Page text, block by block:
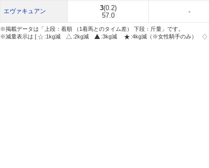
エヴァキュアン 3(0.2)
57.0
-
※掲載データは「上段：着順 （1着馬とのタイム差） 下段：斤量」です。
※減量表示は [
:1kg減 :2kg減 :3kg減 :4kg減（※女性騎手のみ）